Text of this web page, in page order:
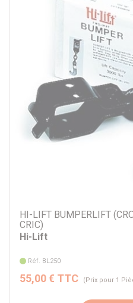
HI-LIFT BUMPERLIFT
CRIC)
Hi-Lift
Réf. BL250
55,00 € TTC (Prix pour 1